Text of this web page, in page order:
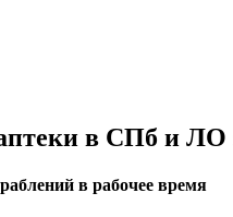
в СПб и ЛО
в рабочее время